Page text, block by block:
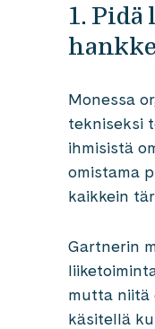
1.
Monessa
tekniseksi
ihmisistä
omistama
kaikkein
Gartnerin
mutta niitä
käsitellä